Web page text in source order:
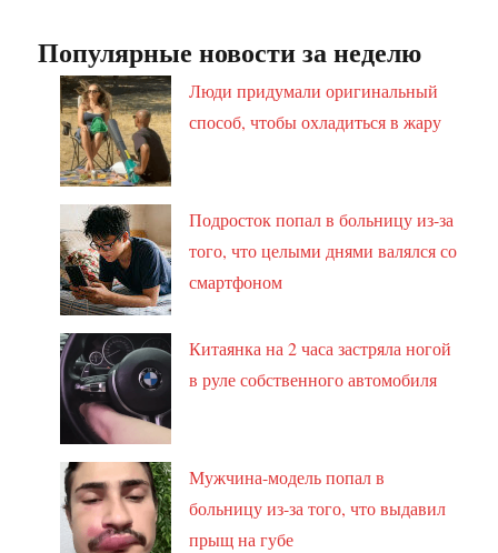
Популярные новости за неделю
Люди придумали оригинальный
способ, чтобы охладиться в жару
Подросток попал в больницу из-за
того, что целыми днями валялся со
смартфоном
Китаянка на 2 часа застряла ногой
в руле собственного автомобиля
Мужчина-модель попал в
больницу из-за того, что выдавил
прыщ на губе